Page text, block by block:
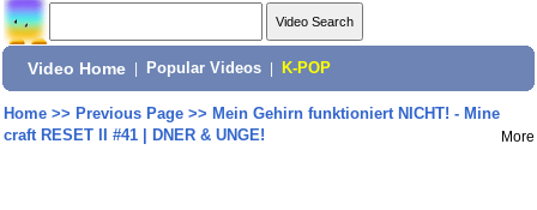
Video Home Popular Videos K-POP
Home>> Previous Page>> Mein Gehirn funktioniert NICHT! - Mine
craft RESET II #41 | DNER & UNGE!
More